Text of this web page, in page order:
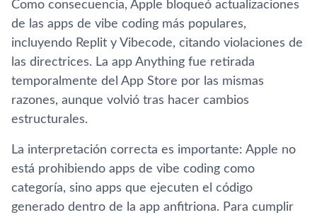
Como consecuencia, Apple bloqueó actualizaciones
de las apps de vibe coding más populares,
incluyendo Replit y Vibecode, citando violaciones de
las directrices. La app Anything fue retirada
temporalmente del App Store por las mismas
razones, aunque volvió tras hacer cambios
estructurales.
La interpretación correcta es importante: Apple no
está prohibiendo apps de vibe coding como
categoría, sino apps que ejecuten el código
generado dentro de la app anfitriona. Para cumplir